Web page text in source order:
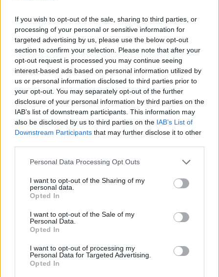
If you wish to opt-out of the sale, sharing to third parties, or
processing of your personal or sensitive information for
targeted advertising by us, please use the below opt-out
section to confirm your selection. Please note that after your
opt-out request is processed you may continue seeing
interest-based ads based on personal information utilized by
us or personal information disclosed to third parties prior to
your opt-out. You may separately opt-out of the further
disclosure of your personal information by third parties on the
IAB’s list of downstream participants. This information may
also be disclosed by us to third parties on the IAB’s List of
Downstream Participants that may further disclose it to other
Personal Data Processing Opt Outs
I want to opt-out of the Sharing of my
personal data.
Opted In
I want to opt-out of the Sale of my
Personal Data.
Opted In
I want to opt-out of processing my
Personal Data for Targeted Advertising.
Opted In
Esim for Global
for Turkey|Esim for Germany|Esim for Greece |
for Asia|Esim for World Cup 2026